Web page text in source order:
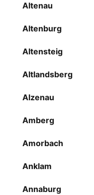
Altenau
Altenburg
Altensteig
Altlandsberg
Alzenau
Amberg
Amorbach
Anklam
Annaburg